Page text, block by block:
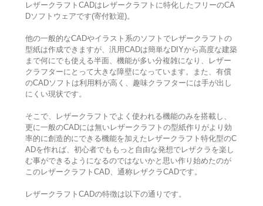
レザークラフトCADはレザークラフトに特化したフリーのCA
Dソフトウェアです(寄付歓迎)。
他の一般的なCADやイラスト系のソフトでレザークラフトの
型紙は作成できますが、汎用CADは簡単なDIYから高度な建築
まで何にでも使える半面、機能が多い分複雑になり、レザー
クラフターにとって大きな障壁になっています。また、有償
のCADソフトは利用料が高く、趣味クラフターには手が出し
にくい現状です。
そこで、レザークラフトでよく使われる機能のみを搭載し、
更に一般のCADには無いレザークラフトの型紙作りがより効
率的に創造的にできる機能を加えたレザークラフト特化型のC
ADを作れば、初心者でももっと自由な発想でレザクラを楽し
む事ができるようになるのではないかと思い作り始めたのが
このレザークラフトCAD、通称レザクラCADです。
レザークラフトCADの特徴は以下の通りです。